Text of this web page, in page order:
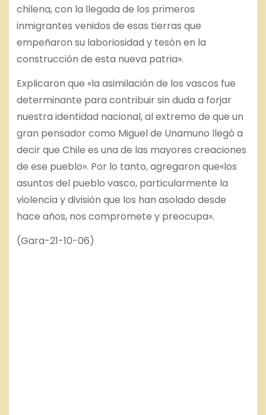
chilena, con la llegada de los primeros
inmigrantes venidos de esas tierras que
empeñaron su laboriosidad y tesón en la
construcción de esta nueva patria».
Explicaron que «la asimilación de los vascos fue
determinante para contribuir sin duda a forjar
nuestra identidad nacional, al extremo de que un
gran pensador como Miguel de Unamuno llegó a
decir que Chile es una de las mayores creaciones
de ese pueblo». Por lo tanto, agregaron que«los
asuntos del pueblo vasco, particularmente la
violencia y división que los han asolado desde
hace años, nos compromete y preocupa».
(Gara-21-10-06)